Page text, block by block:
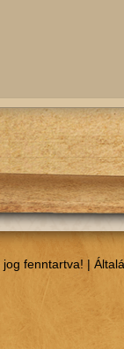
fenntartva! |